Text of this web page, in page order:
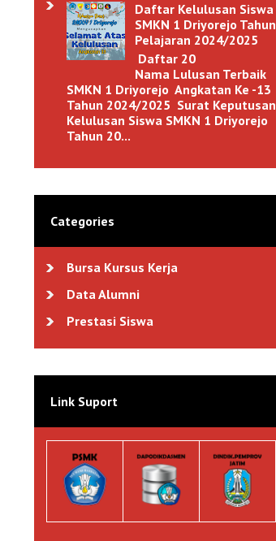
Daftar Kelulusan Siswa
SMKN 1 Driyorejo Tahun
Pelajaran 2024/2025
Daftar 20
Nama Lulusan Terbaik
SMKN 1 Driyorejo Angkatan Ke -13
Tahun 2024/2025 Surat Keputusan
Kelulusan Siswa SMKN 1 Driyorejo
Tahun 20...
Categories
Bursa Kursus Kerja
Data Alumni
Prestasi Siswa
Link Suport